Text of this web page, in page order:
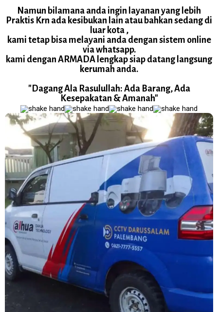
Namun bilamana anda ingin layanan yang lebih
Praktis Krn ada kesibukan lain atau bahkan sedang di
luar kota ,
kami tetap bisa melayani anda dengan sistem online
via whatsapp.
kami dengan ARMADA lengkap siap datang langsung
kerumah anda.
"Dagang Ala Rasulullah: Ada Barang, Ada
Kesepakatan & Amanah"